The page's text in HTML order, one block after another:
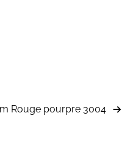
Rouge pourpre 3004